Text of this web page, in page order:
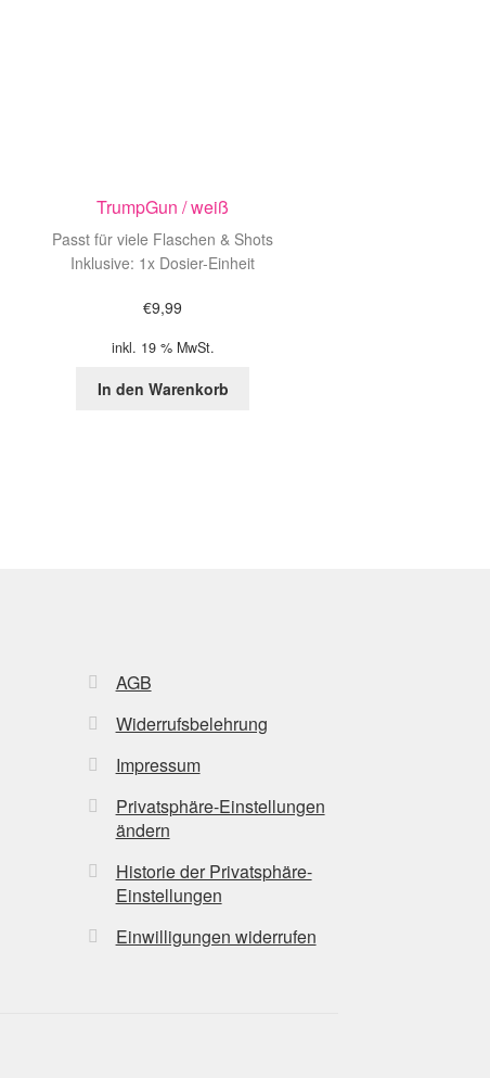
TrumpGun / weiß
Passt für viele Flaschen & Shots
Inklusive: 1x Dosier-Einheit
€9,99
inkl. 19 % MwSt.
In den Warenkorb
AGB
Widerrufsbelehrung
Impressum
Privatsphäre-Einstellungen
ändern
Historie der Privatsphäre-
Einstellungen
Einwilligungen widerrufen